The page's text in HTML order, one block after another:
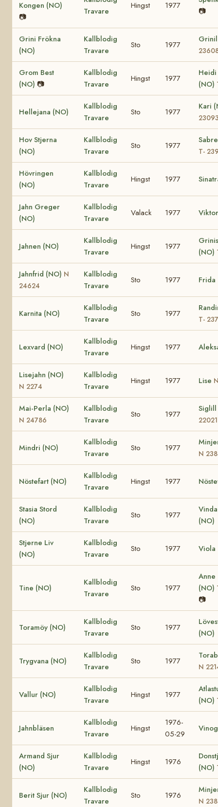
Kongen (NO)
📷
Travare
Hingst 1977
📷
Grini Frökna
(NO)
Kallblodig
Travare
Sto 1977
Grom Best
(NO) 📷
Kallblodig
Travare
Hingst 1977
Heidi
(NO)
Hellejana (NO)
Kallblodig
Travare
Sto 1977
Kari
Hov Stjerna
(NO)
Kallblodig
Travare
Sto 1977
T-
Hövringen
(NO)
Kallblodig
Travare
Hingst 1977
Jahn Greger
(NO)
Kallblodig
Travare
Valack 1977
Jahnen (NO)
Kallblodig
Travare
Hingst 1977
(NO)
Jahnfrid (NO) N
24624
Kallblodig
Travare
Sto 1977 Frida
Karnita (NO)
Kallblodig
Travare
Sto 1977
T-
Lexvard (NO)
Kallblodig
Travare
Hingst 1977
Lisejahn (NO)
N 2274
Kallblodig
Travare
Hingst 1977 Lise
Mai-Perla (NO)
N 24786
Kallblodig
Travare
Sto 1977
22021
Mindri (NO)
Kallblodig
Travare
Sto 1977
N
Nöstefart (NO)
Kallblodig
Travare
Hingst 1977
Stasia Stord
(NO)
Kallblodig
Travare
Sto 1977
(NO)
Stjerne Liv
(NO)
Kallblodig
Travare
Sto 1977 Viola
Tine (NO)
Kallblodig
Travare
Sto 1977
Anne
(NO)
📷
Toramöy (NO)
Kallblodig
Travare
Sto 1977
(NO)
Trygvana (NO)
Kallblodig
Travare
Sto 1977
N
Vallur (NO)
Kallblodig
Travare
Hingst 1977
(NO)
Jahnbläsen
Kallblodig
Travare
Hingst
1976-
05-29
Armand Sjur
(NO)
Kallblodig
Travare
Hingst 1976
(NO)
Berit Sjur (NO)
Kallblodig
Travare
Sto 1976
N